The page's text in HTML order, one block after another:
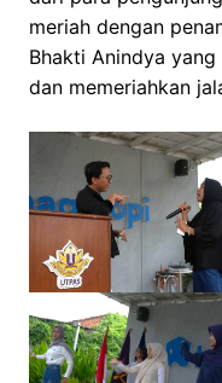
meriah dengan
Bhakti Anindya
dan memeriahkan